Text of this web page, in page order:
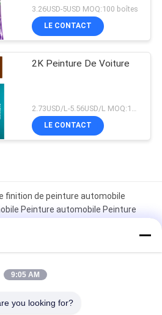
à l'humidité pratique anti-
fading
3.26USD-5USD MOQ:100 boîtes
LE CONTACT
2K Peinture De Voiture
LE CONTACT
finition de peinture automobile
Peinture automobile Peinture
brillant résistant à la décoloration
brillante, anticorrosion,
9:05 AM
you looking for?